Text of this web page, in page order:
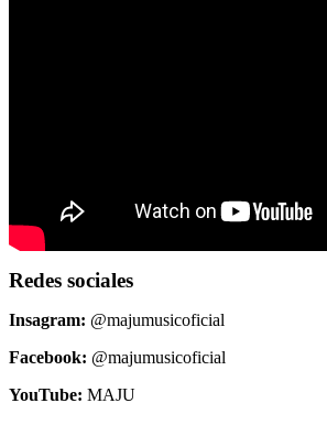
Redes sociales
Insagram: @majumusicoficial
Facebook: @majumusicoficial
YouTube: MAJU